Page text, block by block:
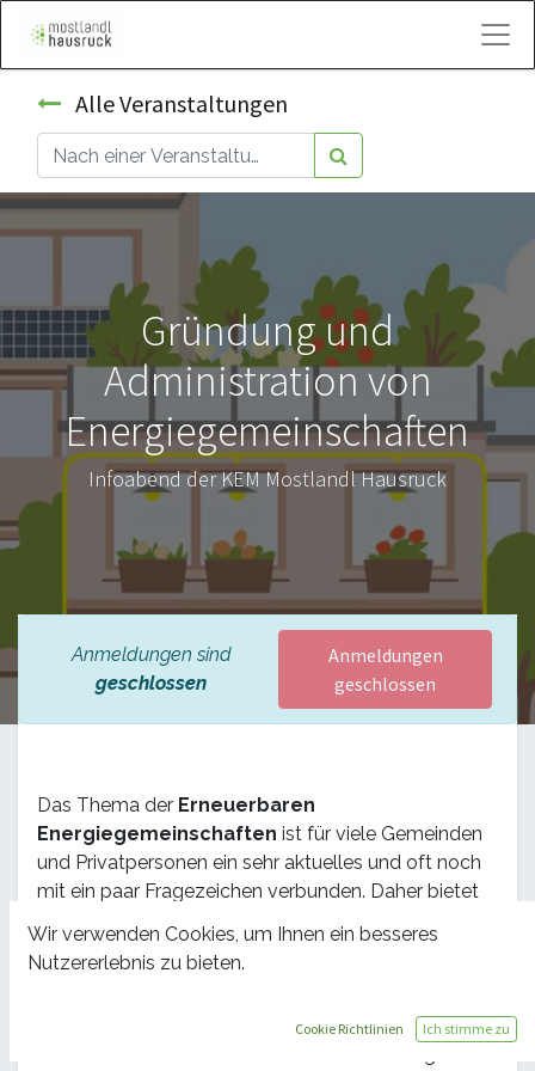
Alle Veranstaltungen
Gründung und
Administration von
Energiegemeinschaften
Infoabend der KEM Mostlandl Hausruck
Anmeldungen sind
geschlossen
Anmeldungen
geschlossen
Das Thema der Erneuerbaren
Energiegemeinschaften ist für viele Gemeinden
und Privatpersonen ein sehr aktuelles und oft noch
mit ein paar Fragezeichen verbunden. Daher bietet
bei der Konzeption, Gründung und
Administration von EEGs an.
Unsere Region gilt österreichweit alsVorreiterin
Wir verwenden Cookies, um Ihnen ein besseres
Nutzererlebnis zu bieten.
Cookie Richtlinien Ich stimme zu